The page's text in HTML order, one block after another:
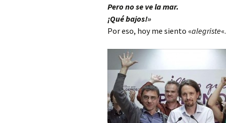
Pero no se ve la mar.
¡Qué bajos!»
Por eso, hoy me siento «alegriste«.